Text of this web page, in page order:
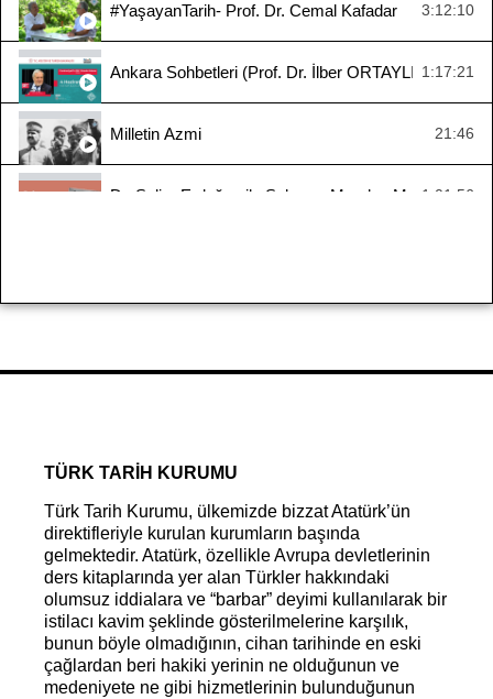
#YaşayanTarih- Prof. Dr. Cemal Kafadar 3:12:10
Ankara Sohbetleri (Prof. Dr. İlber ORTAYLI, 1:17:21
Milletin Azmi 21:46
Dr. Selim Erdoğan ile Sakarya Meydan Muharebesi
1:01:56
2:33:55
TÜRK TARİH KURUMU
Türk Tarih Kurumu, ülkemizde bizzat Atatürk’ün
direktifleriyle kurulan kurumların başında
gelmektedir. Atatürk, özellikle Avrupa devletlerinin
ders kitaplarında yer alan Türkler hakkındaki
olumsuz iddialara ve “barbar” deyimi kullanılarak bir
istilacı kavim şeklinde gösterilmelerine karşılık,
bunun böyle olmadığının, cihan tarihinde en eski
çağlardan beri hakiki yerinin ne olduğunun ve
medeniyete ne gibi hizmetlerinin bulunduğunun